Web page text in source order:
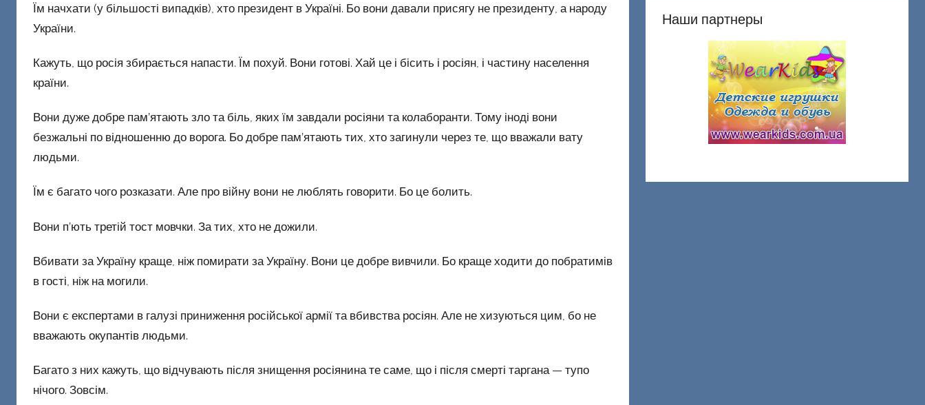
Їм начхати (у більшості випадків), хто президент в Україні. Бо вони давали присягу не президенту, а народу
України.
Кажуть, що росія збирається напасти. Їм похуй. Вони готові. Хай це і бісить і росіян, і частину населення
країни.
Вони дуже добре пам’ятають зло та біль, яких їм завдали росіяни та колаборанти. Тому іноді вони
безжальні по відношенню до ворога. Бо добре пам’ятають тих, хто загинули через те, що вважали вату
людьми.
Їм є багато чого розказати. Але про війну вони не люблять говорити. Бо це болить.
Вони п’ють третій тост мовчки. За тих, хто не дожили.
Вбивати за Україну краще, ніж помирати за Україну. Вони це добре вивчили. Бо краще ходити до побратимів
в гості, ніж на могили.
Вони є експертами в галузі приниження російської армії та вбивства росіян. Але не хизуються цим, бо не
вважають окупантів людьми.
Багато з них кажуть, що відчувають після знищення росіянина те саме, що і після смерті таргана — тупо
нічого. Зовсім.
Наши партнеры